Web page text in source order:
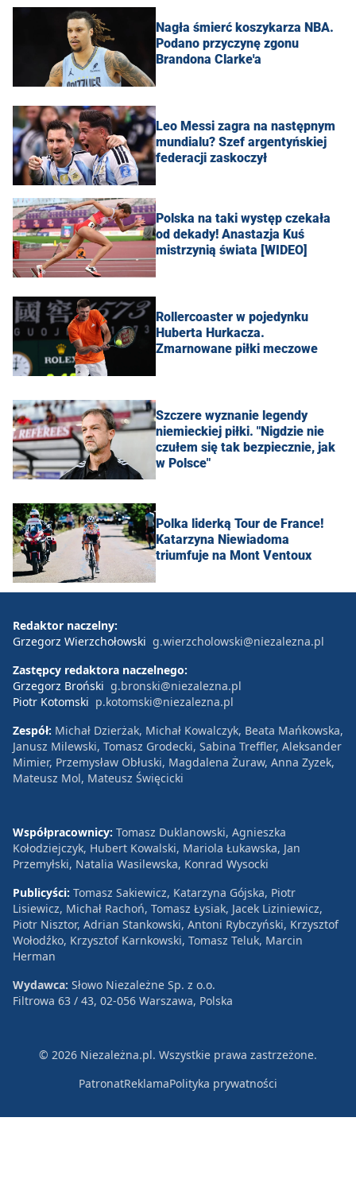
Nagła śmierć koszykarza NBA.
Podano przyczynę zgonu
Brandona Clarke'a
Leo Messi zagra na następnym
mundialu? Szef argentyńskiej
federacji zaskoczył
Polska na taki występ czekała
od dekady! Anastazja Kuś
mistrzynią świata [WIDEO]
Rollercoaster w pojedynku
Huberta Hurkacza.
Zmarnowane piłki meczowe
Szczere wyznanie legendy
niemieckiej piłki. "Nigdzie nie
czułem się tak bezpiecznie, jak
w Polsce"
Polka liderką Tour de France!
Katarzyna Niewiadoma
triumfuje na Mont Ventoux
Redaktor naczelny:
Grzegorz Wierzchołowski g.wierzcholowski@niezalezna.pl
Zastępcy redaktora naczelnego:
Grzegorz Broński g.bronski@niezalezna.pl
Piotr Kotomski p.kotomski@niezalezna.pl
Zespół: Michał Dzierżak, Michał Kowalczyk, Beata Mańkowska,
Janusz Milewski, Tomasz Grodecki, Sabina Treffler, Aleksander
Mimier, Przemysław Obłuski, Magdalena Żuraw, Anna Zyzek,
Mateusz Mol, Mateusz Święcicki
Współpracownicy: Tomasz Duklanowski, Agnieszka
Kołodziejczyk, Hubert Kowalski, Mariola Łukawska, Jan
Przemyłski, Natalia Wasilewska, Konrad Wysocki
Publicyści: Tomasz Sakiewicz, Katarzyna Gójska, Piotr
Lisiewicz, Michał Rachoń, Tomasz Łysiak, Jacek Liziniewicz,
Piotr Nisztor, Adrian Stankowski, Antoni Rybczyński, Krzysztof
Wołodźko, Krzysztof Karnkowski, Tomasz Teluk, Marcin
Herman
Wydawca: Słowo Niezależne Sp. z o.o.
Filtrowa 63 / 43, 02-056 Warszawa, Polska
© 2026 Niezależna.pl. Wszystkie prawa zastrzeżone.
PatronatReklamaPolityka prywatności